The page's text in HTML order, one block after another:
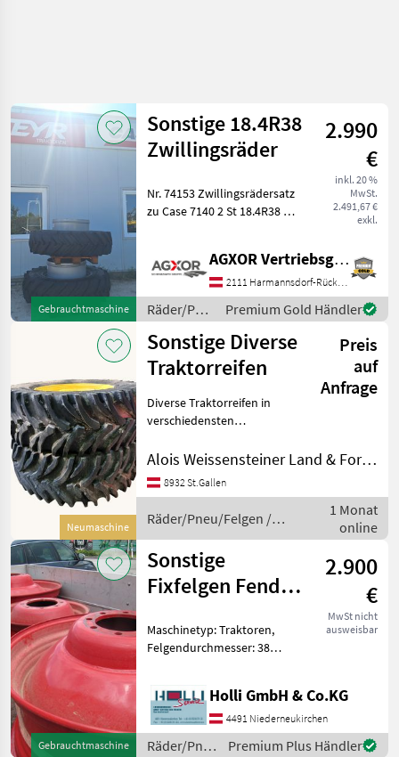
Gebrauchtmaschine
Sonstige 18.4R38
Zwillingsräder
2.990
€
inkl. 20 %
MwSt.
2.491,67 €
exkl.
Nr. 74153 Zwillingsrädersatz
zu Case 7140 2 St 18.4R38 -
Neudorf im Weinviertel Das
Verkaufs
AGXOR Vertriebsgesellschaft Ost GmbH
2111 Harmannsdorf-Rückersdorf
Räder/Pneu/Felgen
/ Sonstige
Premium Gold Händler
Neumaschine
Sonstige Diverse
Traktorreifen
Preis
auf
Anfrage
Diverse Traktorreifen in
verschiedensten
und neu zu verkaufen: 2x
Traktorking Forstfelgen
Felge)
Alois Weissensteiner Land & Forsttechnik
8932 St.Gallen
Räder/Pneu/Felgen /
Sonstige
1 Monat
online
Gebrauchtmaschine
Sonstige
Fixfelgen Fendt
413 Vario
2.900
€
MwSt nicht
ausweisbar
Maschinetyp: Traktoren,
Felgendurchmesser: 38
Vario- 411-413 Vario
montiertet Bereifung
460/85R-38 u. 420/85R24 R
Holli GmbH & Co.KG
4491 Niederneukirchen
Räder/Pneu/FelgenPremium Plus Händler